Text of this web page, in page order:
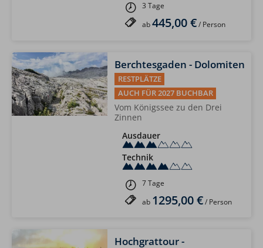
3 Tage
ab445,00 €/ Person
Berchtesgaden - Dolomiten
RESTPLÄTZE
AUCH FÜR 2027 BUCHBAR
Vom Königssee zu den Drei
Zinnen
Ausdauer
Technik
7 Tage
ab 1295,00 €/ Person
Hochgrattour -